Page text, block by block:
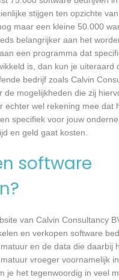
stijgen ten opzichte
maar een kleine 50.000
belangrijker aan het
een programma dat
is, dan kun je uiteraard
bedrijf zoals Calvin
de mogelijkheden die zij
echter wel rekening mee dat
specifiek voor jouw
en geld gaat kosten.
software
van Calvin Consultancy
en verkopen software
en de data die daarbij
vroeger voornamelijk
je het tegenwoordig in veel